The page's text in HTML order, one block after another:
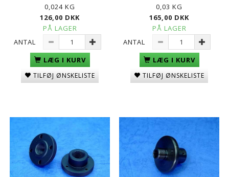
0,024 KG
126,00 DKK
PÅ LAGER
ANTAL
LÆG I KURV
TILFØJ ØNSKELISTE
0,03 KG
165,00 DKK
PÅ LAGER
ANTAL
LÆG I KURV
TILFØJ ØNSKELISTE